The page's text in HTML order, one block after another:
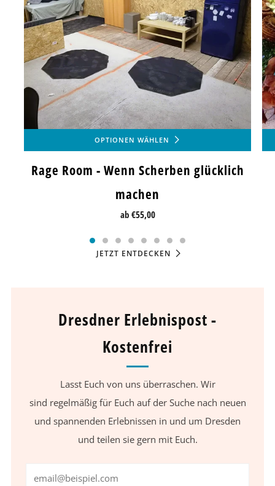
OPTIONEN WÄHLEN
Rage Room - Wenn Scherben glücklich
machen
ab €55,00
JETZT ENTDECKEN
Dresdner Erlebnispost -
Kostenfrei
Lasst Euch von uns überraschen. Wir
sind regelmäßig für Euch auf der Suche nach neuen
und spannenden Erlebnissen in und um Dresden
und teilen sie gern mit Euch.